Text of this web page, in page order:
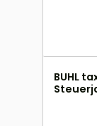
BUHL